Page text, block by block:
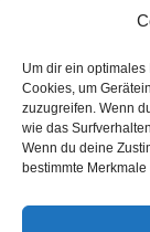
Um dir ein
Cookies, um
zuzugreifen. Wenn
wie das
Wenn du deine
bestimmte
Eintrags-Feed
Kommentar-
WordPress.org